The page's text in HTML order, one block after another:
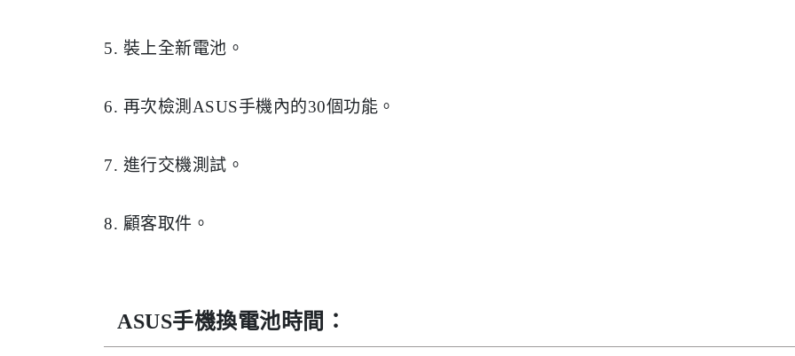
5. 裝上全新電池。
6. 再次檢測ASUS手機內的30個功能。
7. 進行交機測試。
8. 顧客取件。
ASUS手機換電池時間：